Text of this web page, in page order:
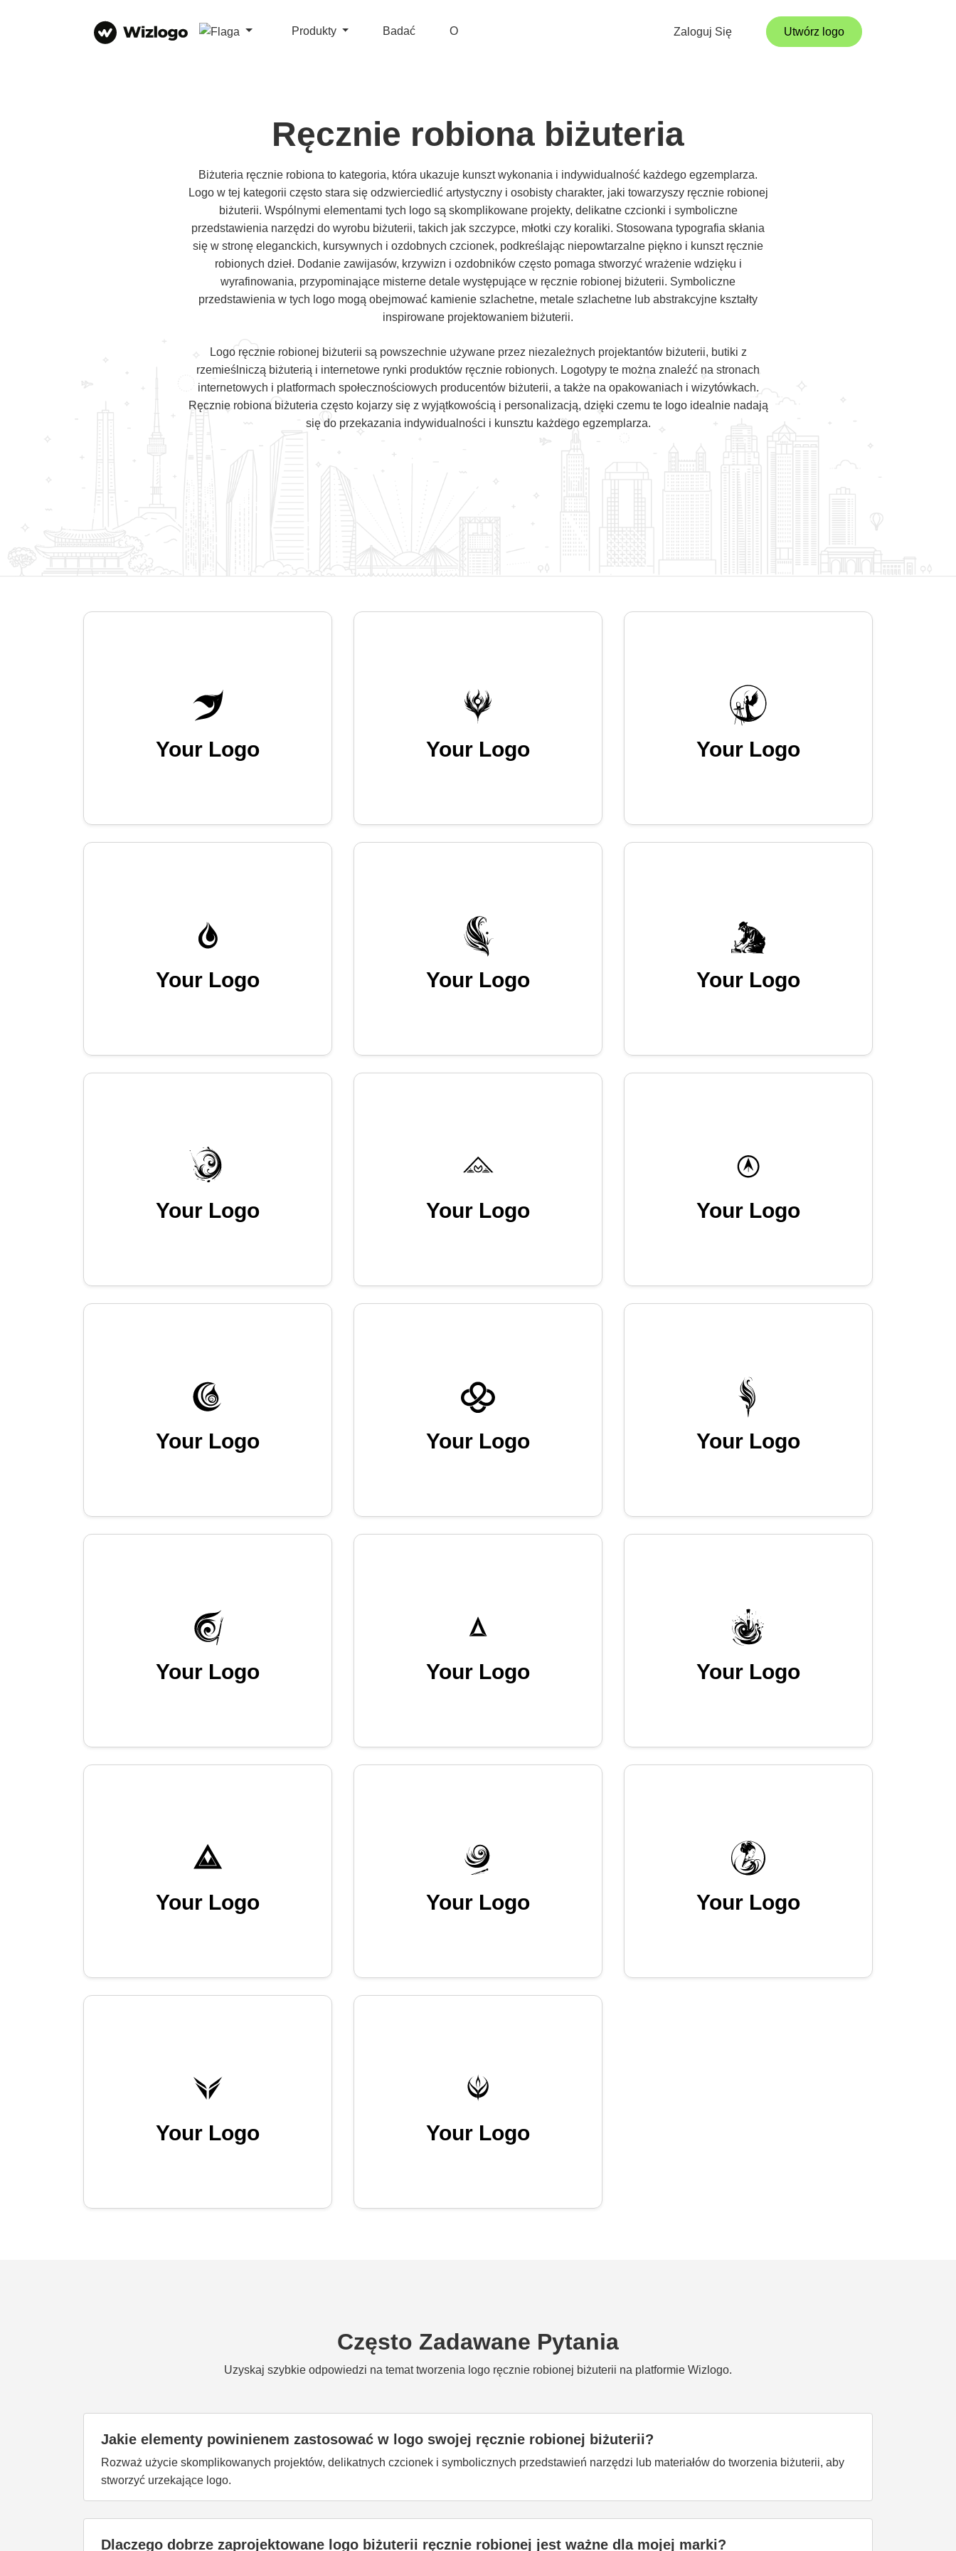
Produkty Badać O Zaloguj Się Utwórz logo
Ręcznie robiona biżuteria
Biżuteria ręcznie robiona to kategoria, która ukazuje kunszt wykonania i indywidualność każdego egzemplarza.
Logo w tej kategorii często stara się odzwierciedlić artystyczny i osobisty charakter, jaki towarzyszy ręcznie robionej
biżuterii. Wspólnymi elementami tych logo są skomplikowane projekty, delikatne czcionki i symboliczne
przedstawienia narzędzi do wyrobu biżuterii, takich jak szczypce, młotki czy koraliki. Stosowana typografia skłania
się w stronę eleganckich, kursywnych i ozdobnych czcionek, podkreślając niepowtarzalne piękno i kunszt ręcznie
robionych dzieł. Dodanie zawijasów, krzywizn i ozdobników często pomaga stworzyć wrażenie wdzięku i
wyrafinowania, przypominające misterne detale występujące w ręcznie robionej biżuterii. Symboliczne
przedstawienia w tych logo mogą obejmować kamienie szlachetne, metale szlachetne lub abstrakcyjne kształty
inspirowane projektowaniem biżuterii.
Logo ręcznie robionej biżuterii są powszechnie używane przez niezależnych projektantów biżuterii, butiki z
rzemieślniczą biżuterią i internetowe rynki produktów ręcznie robionych. Logotypy te można znaleźć na stronach
internetowych i platformach społecznościowych producentów biżuterii, a także na opakowaniach i wizytówkach.
Ręcznie robiona biżuteria często kojarzy się z wyjątkowością i personalizacją, dzięki czemu te logo idealnie nadają
się do przekazania indywidualności i kunsztu każdego egzemplarza.
Your Logo Your Logo Your Logo
Your Logo Your Logo Your Logo
Your Logo Your Logo Your Logo
Your Logo Your Logo Your Logo
Your Logo Your Logo Your Logo
Your Logo Your Logo Your Logo
Your Logo Your Logo
Często Zadawane Pytania
Uzyskaj szybkie odpowiedzi na temat tworzenia logo ręcznie robionej biżuterii na platformie Wizlogo.
Jakie elementy powinienem zastosować w logo swojej ręcznie robionej biżuterii?
Rozważ użycie skomplikowanych projektów, delikatnych czcionek i symbolicznych przedstawień narzędzi lub materiałów do tworzenia biżuterii, aby
stworzyć urzekające logo.
Dlaczego dobrze zaprojektowane logo biżuterii ręcznie robionej jest ważne dla mojej marki?